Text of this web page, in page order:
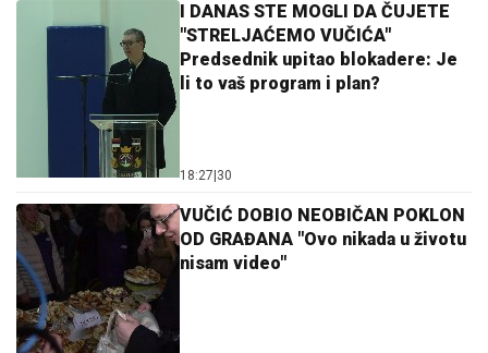
I DANAS STE MOGLI DA ČUJETE
"STRELJAĆEMO VUČIĆA"
Predsednik upitao blokadere: Je
li to vaš program i plan?
18:27 30
VUČIĆ DOBIO NEOBIČAN POKLON
OD GRAĐANA "Ovo nikada u životu
nisam video"